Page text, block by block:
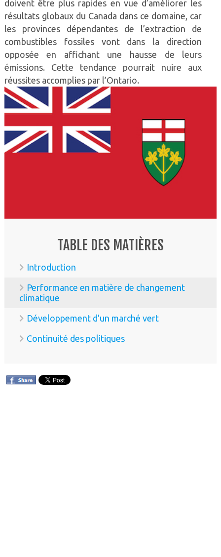
doivent être plus rapides en vue d’améliorer les
résultats globaux du Canada dans ce domaine, car
les provinces dépendantes de l’extraction de
combustibles fossiles vont dans la direction
opposée en affichant une hausse de leurs
émissions. Cette tendance pourrait nuire aux
réussites accomplies par l’Ontario.
TABLE DES MATIÈRES
Introduction
Performance en matière de changement
climatique
Développement d'un marché vert
Continuité des politiques